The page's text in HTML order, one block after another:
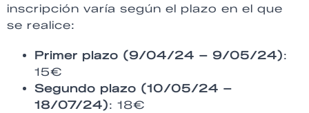
inscripción varía según el plazo en el que
se realice:
Primer plazo (9/04/24 – 9/05/24):
15€
Segundo plazo (10/05/24 –
18/07/24): 18€